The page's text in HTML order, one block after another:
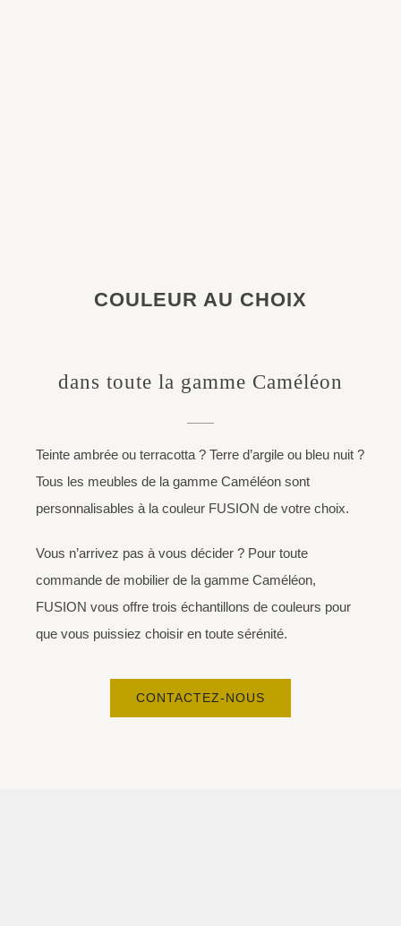
COULEUR AU CHOIX
dans toute la gamme Caméléon
Teinte ambrée ou terracotta ? Terre d’argile ou bleu nuit ?
Tous les meubles de la gamme Caméléon sont
personnalisables à la couleur FUSION de votre choix.
Vous n’arrivez pas à vous décider ? Pour toute
commande de mobilier de la gamme Caméléon,
FUSION vous offre trois échantillons de couleurs pour
que vous puissiez choisir en toute sérénité.
CONTACTEZ-NOUS